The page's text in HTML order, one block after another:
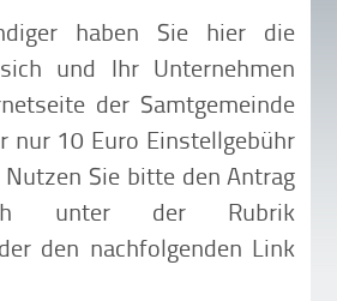
haben Sie hier die
und Ihr Unternehmen
der Samtgemeinde
nur 10 Euro Einstellgebühr
Sie bitte den Antrag
unter der Rubrik
den nachfolgenden Link